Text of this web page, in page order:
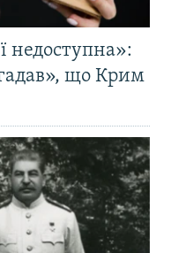
недоступна»:
що Крим